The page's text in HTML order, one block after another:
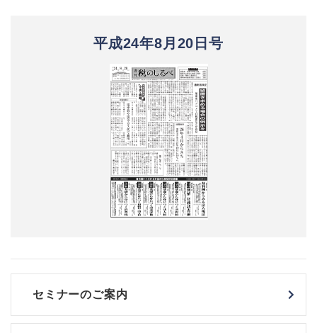
平成24年8月20日号
セミナーのご案内